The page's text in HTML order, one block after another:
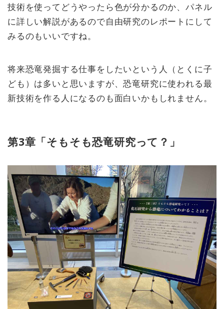
技術を使ってどうやったら色が分かるのか、パネル
に詳しい解説があるので自由研究のレポートにして
みるのもいいですね。
将来恐竜発掘する仕事をしたいという人（とくに子
ども）は多いと思いますが、恐竜研究に使われる最
新技術を作る人になるのも面白いかもしれません。
第3章「そもそも恐竜研究って？」